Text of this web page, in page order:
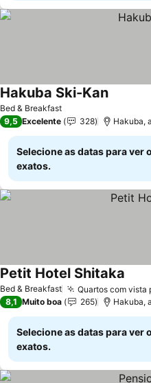
Bed & Breakfast
Hakuba Ski-KanVer
9,5 Excelente 328 Hakuba,
Selecione as datas para ver
exatos.
Bed & Breakfast Quartos com vista
Petit Hotel Shitaka
8,1 Muito boa 265 Hakuba,
Selecione as datas para ver
exatos.